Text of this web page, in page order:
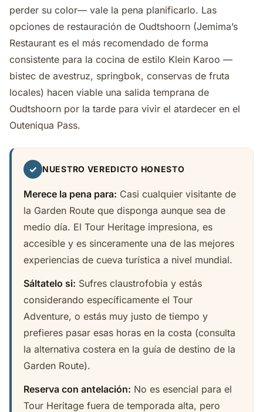
perder su color— vale la pena planificarlo. Las
opciones de restauración de Oudtshoorn (Jemima’s
Restaurant es el más recomendado de forma
consistente para la cocina de estilo Klein Karoo —
bistec de avestruz, springbok, conservas de fruta
locales) hacen viable una salida temprana de
Oudtshoorn por la tarde para vivir el atardecer en el
Outeniqua Pass.
✓ NUESTRO VEREDICTO HONESTO
Merece la pena para: Casi cualquier visitante de
la Garden Route que disponga aunque sea de
medio día. El Tour Heritage impresiona, es
accesible y es sinceramente una de las mejores
experiencias de cueva turística a nivel mundial.
Sáltatelo si: Sufres claustrofobia y estás
considerando específicamente el Tour
Adventure, o estás muy justo de tiempo y
prefieres pasar esas horas en la costa (consulta
la alternativa costera en la guía de destino de la
Garden Route).
Reserva con antelación: No es esencial para el
Tour Heritage fuera de temporada alta, pero